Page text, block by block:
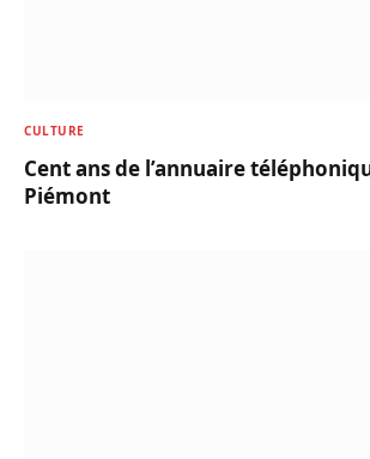
CULTURE
Cent ans de l’annuaire
Piémont